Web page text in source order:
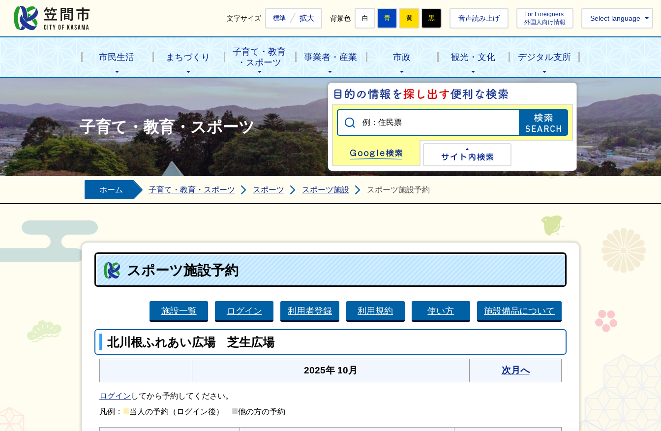
文字サイズ 標準 拡大 背景色 白 青 黄 黒 音声読み上げ
For Foreigners
外国人向け情報
Select language
市民生活 まちづくり
子育て・教育
・スポーツ
事業者・産業 市政 観光・文化 デジタル支所
子育て・教育・スポーツ
目的の情報を探
Google検索
ホーム 子育て・教育・スポーツ スポーツ スポーツ施設 スポーツ施設予約
スポーツ施設予約
施設一覧 ログイン 利用者登録 利用規約 使い方 施設備品について
北川根ふれあい広場 芝生広場
2025年 10月 次月へ
ログイン してから予約してください。
凡例： ■当人の予約（ログイン後） ■他の方の予約